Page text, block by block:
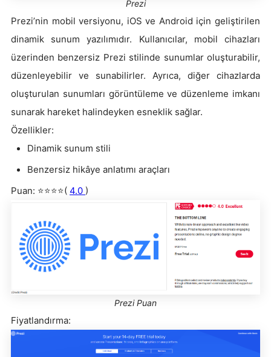
Prezi
Prezi’nin mobil versiyonu, iOS ve Android için geliştirilen
dinamik sunum yazılımıdır. Kullanıcılar, mobil cihazları
üzerinden benzersiz Prezi stilinde sunumlar oluşturabilir,
düzenleyebilir ve sunabilirler. Ayrıca, diğer cihazlarda
oluşturulan sunumları görüntüleme ve düzenleme imkanı
sunarak hareket halindeyken esneklik sağlar.
Özellikler:
Dinamik sunum stili
Benzersiz hikâye anlatımı araçları
Puan: ⭐⭐⭐⭐( 4.0 )
Prezi Puan
Fiyatlandırma: